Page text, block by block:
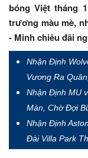
bóng Việt tháng
trương màu mè,
- Minh chiêu đãi
Nhận Định
Vương Ra
Nhận Định MU
Màn, Chờ Đợi
Nhận Định
Đài Villa Park